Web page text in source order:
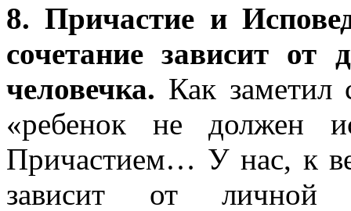
8. Причастие и
сочетание зависит от
человечка. Как заметил
«ребенок не должен
Причастием… У нас, к
зависит от личной